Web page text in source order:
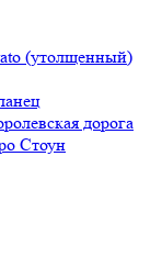
(утолщенный)
дорога
Стоун